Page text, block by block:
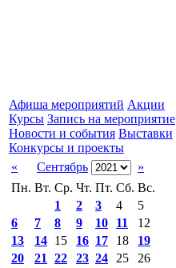
Афиша мероприятий Акции
Курсы Запись на мероприятие
Новости и события Выставки
Конкурсы и проекты
«
Сентябрь
»
Пн. Вт. Ср. Чт. Пт. Сб. Вс.
1
2 3 4
5
6
7 8 9 10 11
12
13
14 15 16 17 18
19
20
21 22 23 24 25
26